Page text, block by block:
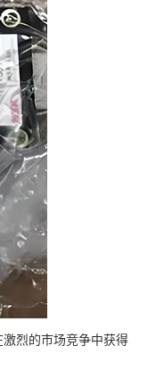
烈的市场竞争中获得